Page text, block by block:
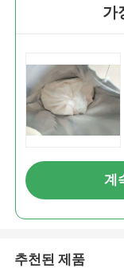
가
계
추천된 제품